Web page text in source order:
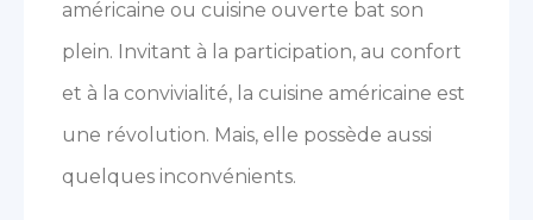
américaine ou cuisine ouverte bat son
plein. Invitant à la participation, au confort
et à la convivialité, la cuisine américaine est
une révolution. Mais, elle possède aussi
quelques inconvénients.